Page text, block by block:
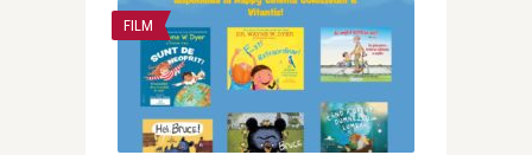
FILM